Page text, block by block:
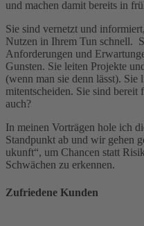
und machen damit bereits in
Sie sind vernetzt und
Nutzen in Ihrem Tun schnell.
Anforderungen und
Gunsten. Sie leiten Projekte
(wenn man sie denn lässt).
mitentscheiden. Sie sind bereit
auch?
In meinen Vorträgen hole ich
Standpunkt ab und wir gehen
ukunft“, um Chancen statt
Schwächen zu erkennen.
Zufriedene Kunden